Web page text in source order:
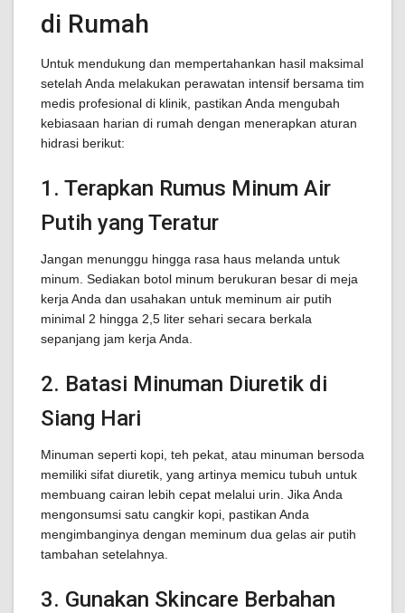
di Rumah
Untuk mendukung dan mempertahankan hasil maksimal
setelah Anda melakukan perawatan intensif bersama tim
medis profesional di klinik, pastikan Anda mengubah
kebiasaan harian di rumah dengan menerapkan aturan
hidrasi berikut:
1. Terapkan Rumus Minum Air
Putih yang Teratur
Jangan menunggu hingga rasa haus melanda untuk
minum. Sediakan botol minum berukuran besar di meja
kerja Anda dan usahakan untuk meminum air putih
minimal 2 hingga 2,5 liter sehari secara berkala
sepanjang jam kerja Anda.
2. Batasi Minuman Diuretik di
Siang Hari
Minuman seperti kopi, teh pekat, atau minuman bersoda
memiliki sifat diuretik, yang artinya memicu tubuh untuk
membuang cairan lebih cepat melalui urin. Jika Anda
mengonsumsi satu cangkir kopi, pastikan Anda
mengimbanginya dengan meminum dua gelas air putih
tambahan setelahnya.
3. Gunakan Skincare Berbahan